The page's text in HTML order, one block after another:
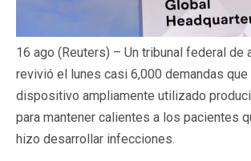
16 ago (Reuters) – Un tribunal federal de
revivió el lunes casi 6,000 demandas que
dispositivo ampliamente utilizado
para mantener calientes a los pacientes
hizo desarrollar infecciones.